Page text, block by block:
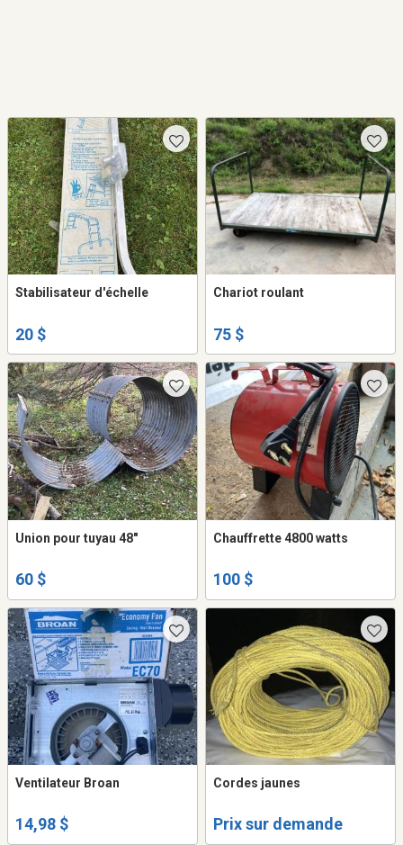
Stabilisateur d'échelle
20 $
Chariot roulant
75 $
Union pour tuyau 48"
60 $
Chauffrette 4800 watts
100 $
Ventilateur Broan
14,98 $
Cordes jaunes
Prix sur demande